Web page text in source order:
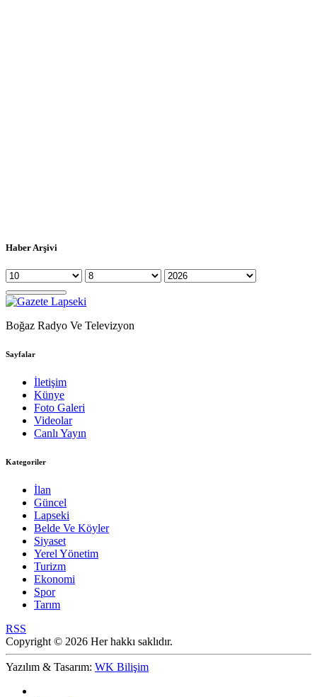
Haber Arşivi
Boğaz Radyo Ve Televizyon
Sayfalar
İletişim
Künye
Foto Galeri
Videolar
Canlı Yayın
Kategoriler
İlan
Güncel
Lapseki
Belde Ve Köyler
Siyaset
Yerel Yönetim
Turizm
Ekonomi
Spor
Tarım
RSS
Copyright © 2026 Her hakkı saklıdır.
Yazılım & Tasarım: WK Bilişim